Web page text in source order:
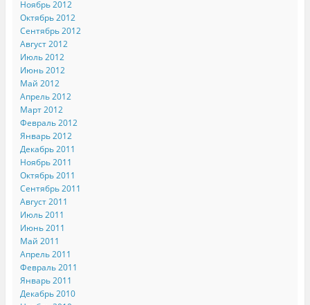
Ноябрь 2012
Октябрь 2012
Сентябрь 2012
Август 2012
Июль 2012
Июнь 2012
Май 2012
Апрель 2012
Март 2012
Февраль 2012
Январь 2012
Декабрь 2011
Ноябрь 2011
Октябрь 2011
Сентябрь 2011
Август 2011
Июль 2011
Июнь 2011
Май 2011
Апрель 2011
Февраль 2011
Январь 2011
Декабрь 2010